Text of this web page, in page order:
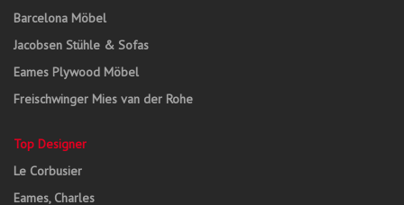
Barcelona Möbel
Jacobsen Stühle & Sofas
Eames Plywood Möbel
Freischwinger Mies van der Rohe
Top Designer
Le Corbusier
Eames, Charles